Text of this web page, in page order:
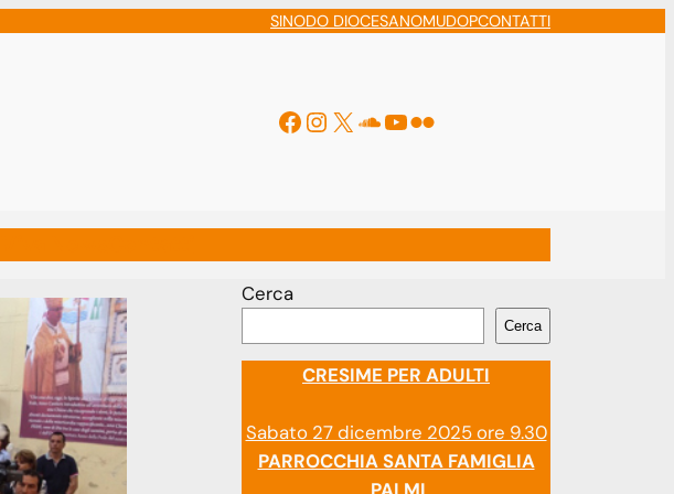
SINODO DIOCESANOMUDOPCONTATTI
Facebook
Instagram
X Soundcloud
YouTube
Flickr
Cerca
Cerca
CRESIME PER ADULTI
Sabato 27 dicembre 2025 ore 9.30
PARROCCHIA SANTA FAMIGLIA